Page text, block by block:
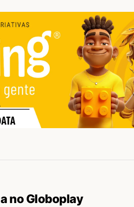
no Globoplay